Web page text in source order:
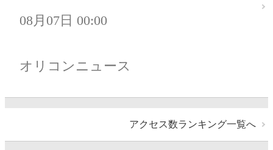
08月07日 00:00
オリコンニュース
アクセス数ランキング一覧へ